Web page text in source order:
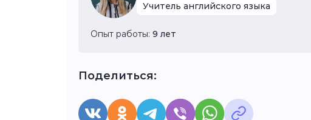
Учитель английского языка
Опыт работы: 9 лет
Поделиться: